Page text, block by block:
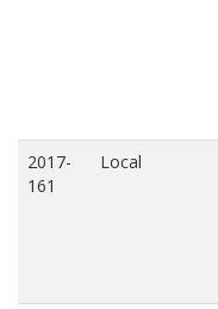
2017-
161
Local